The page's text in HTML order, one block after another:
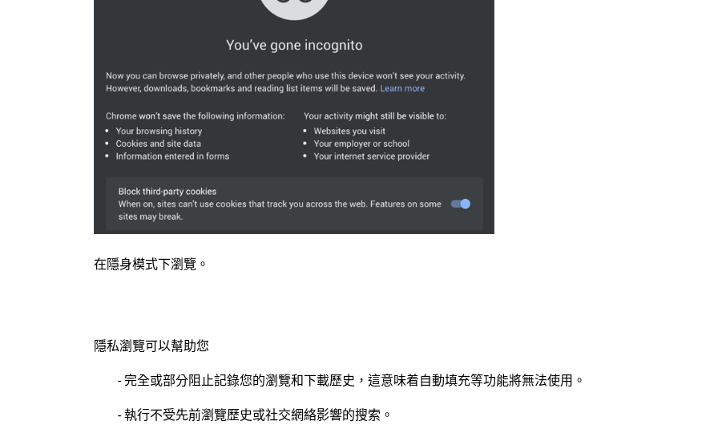
在隱身模式下瀏覽。
隱私瀏覽可以幫助您
- 完全或部分阻止記錄您的瀏覽和下載歷史，這意味着自動填充等功能將無法使用。
- 執行不受先前瀏覽歷史或社交網絡影響的搜索。